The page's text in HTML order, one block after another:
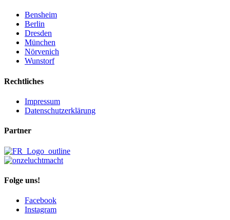
Bensheim
Berlin
Dresden
München
Nörvenich
Wunstorf
Rechtliches
Impressum
Datenschutzerklärung
Partner
Folge uns!
Facebook
Instagram